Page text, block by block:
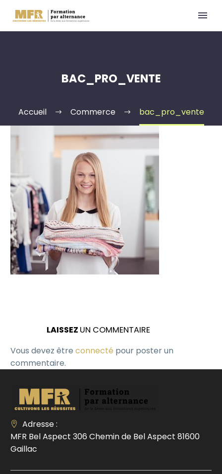
BAC_PRO_VENTE
Accueil Commerce bac_pro_vente
LAISSEZ UN COMMENTAIRE
Vous devez être connecté pour poster un
commentaire.
Adresse :
MFR Bel Aspect 306 Chemin de Bel Aspect 81600
Gaillac